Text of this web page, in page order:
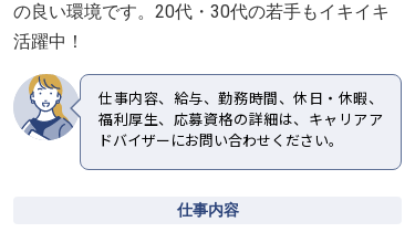
の良い環境です。20代・30代の若手もイキイキ
活躍中！
仕事内容、給与、勤務時間、休日・休暇、
福利厚生、応募資格の詳細は、キャリアア
ドバイザーにお問い合わせください。
仕事内容